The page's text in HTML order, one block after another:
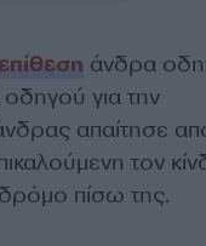
επίθεση άνδρα
για την
απαίτησε
τον
πίσω της.